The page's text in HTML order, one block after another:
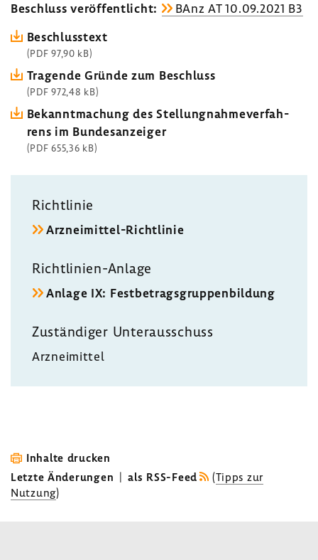
Beschluss veröf­fent­licht:
BAnz AT 10.09.2021 B3
Beschluss­text
(PDF 97,90 kB)
Tragende Gründe zum Beschluss
(PDF 972,48 kB)
Bekannt­ma­chung des Stel­lung­nah­me­ver­fah­
rens im Bundes­an­zeiger
(PDF 655,36 kB)
Richt­linie
Arzneimittel-​Richtlinie
Richtlinien-​Anlage
Anlage IX: Fest­be­trags­grup­pen­bil­dung
Zustän­diger Unter­aus­schuss
Arznei­mittel
Inhalte drucken
Letzte Änderungen | als RSS-Feed (Tipps zur
Nutzung)